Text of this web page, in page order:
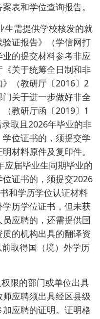
表和学位查询报告。
生需提供学校核发的就
证报告》（学信网打
的提交材料参考非应
关于统筹全日制和非
（教研厅〔2016〕2
关于进一步做好非全
教研厅函〔2019〕1
取且2026年毕业的非
位证书的，须提交学
材料原件及复印件。
应届毕业生同期毕业的
证书的，须提交2026
和学历学位认证材料
历学位证书，但未获
应聘的，还需提供国
质的机构出具的翻译资
取得国（境）外学历
限的部门或单位出具
应聘须出具经区县级
应聘的证明。证明格